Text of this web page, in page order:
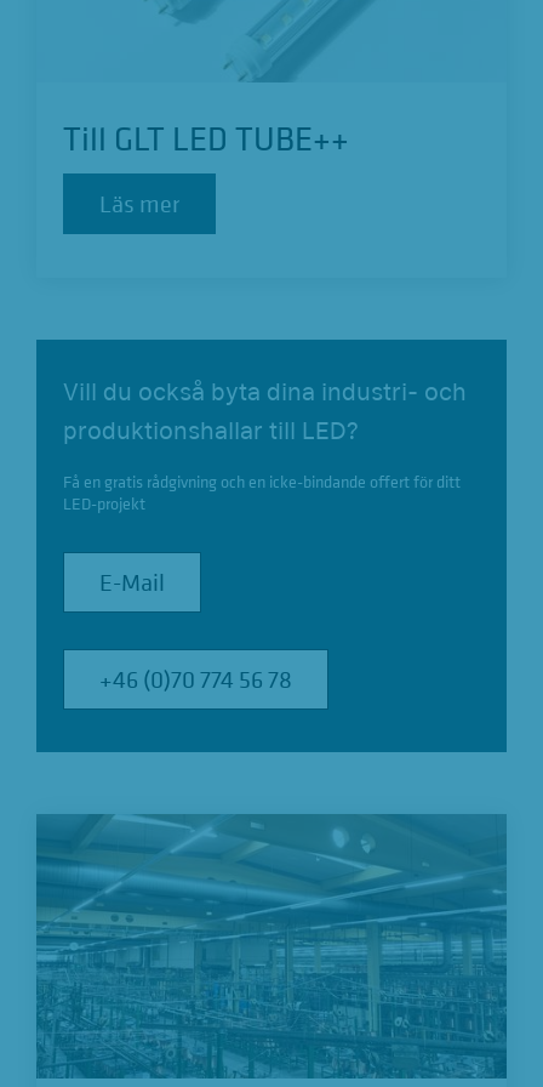
Till GLT LED TUBE++
Läs mer
Läs mer
Vill du också byta dina industri- och
produktionshallar till LED?
Få en gratis rådgivning och en icke-bindande offert för ditt
LED-projekt
E-Mail
E-Mail
+46 (0)70 774 56 78
+46 (0)70 774 56 78